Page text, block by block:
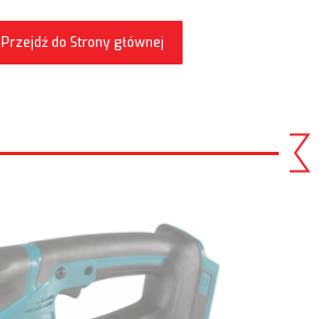
Przejdź do Strony głównej